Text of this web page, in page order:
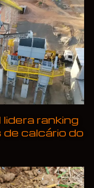
ranking
calcário do